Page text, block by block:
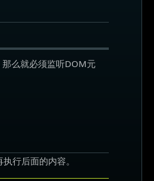
么就必须监听DOM元
行后面的内容。